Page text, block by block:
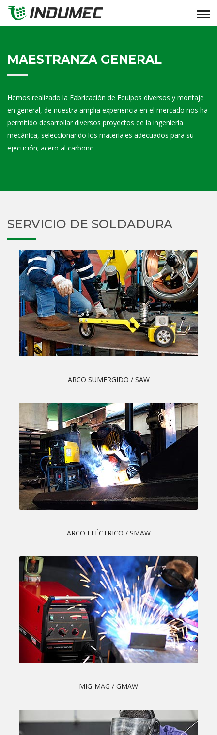
MAESTRANZA GENERAL
Hemos realizado la Fabricación de Equipos diversos y montaje
en general, de nuestra amplia experiencia en el mercado nos ha
permitido desarrollar diversos proyectos de la ingeniería
mecánica, seleccionando los materiales adecuados para su
ejecución; acero al carbono.
SERVICIO DE SOLDADURA
ARCO SUMERGIDO / SAW
ARCO ELÉCTRICO / SMAW
MIG-MAG / GMAW